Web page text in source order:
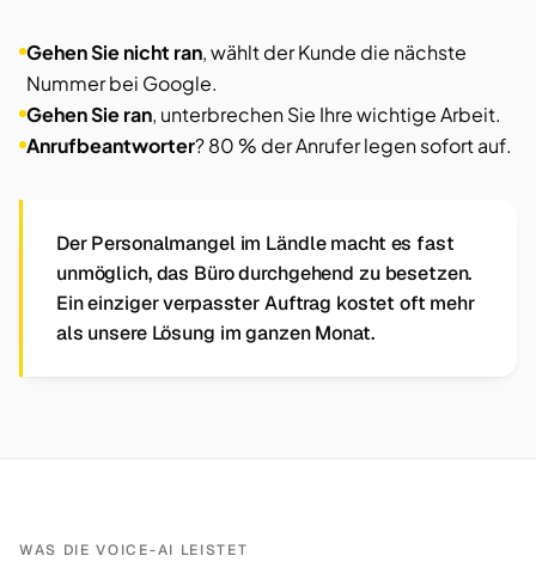
Gehen Sie nicht ran, wählt der Kunde die nächste
Nummer bei Google.
Gehen Sie ran, unterbrechen Sie Ihre wichtige Arbeit.
Anrufbeantworter? 80 % der Anrufer legen sofort auf.
Der Personalmangel im Ländle macht es fast
unmöglich, das Büro durchgehend zu besetzen.
Ein einziger verpasster Auftrag kostet oft mehr
als unsere Lösung im ganzen Monat.
WAS DIE VOICE-AI LEISTET